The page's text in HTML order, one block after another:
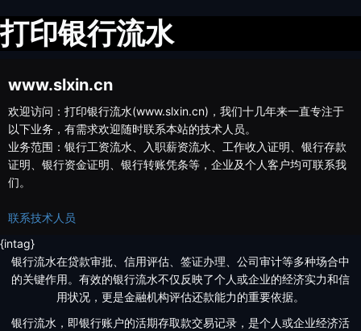
打印银行流水
www.slxin.cn
欢迎访问：打印银行流水(www.slxin.cn)，我们十几年来一直专注于
以下业务，有需求欢迎随时联系本站的技术人员。
业务范围：银行工资流水、入职薪资流水、工作收入证明、银行存款
证明、银行资金证明、银行转账凭条等，企业及个人客户均可联系我
们。
联系技术人员
{intag}
银行流水在贷款审批、信用评估、签证办理、公司审计等多种场合中
的关键作用。有效的银行流水不仅反映了个人或企业的经济实力和信
用状况，更是金融机构评估还款能力的重要依据。
银行流水，即银行账户的活期存取款交易记录，是个人或企业经济活